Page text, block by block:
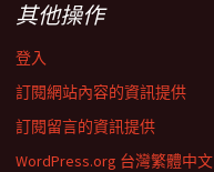
其他操作
登入
訂閱網站內容的資訊提供
訂閱留言的資訊提供
WordPress.org 台灣繁體中文